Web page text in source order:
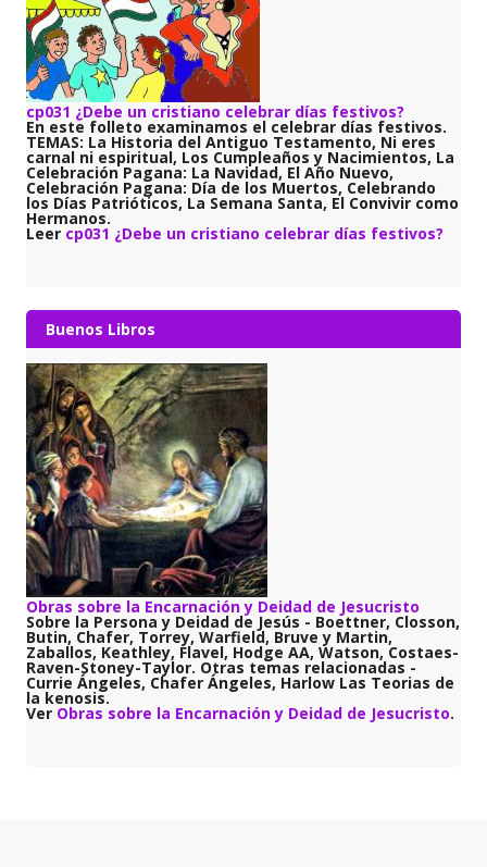
cp031 ¿Debe un cristiano celebrar días festivos?
En este folleto examinamos el celebrar días festivos.
TEMAS: La Historia del Antiguo Testamento, Ni eres
carnal ni espiritual, Los Cumpleaños y Nacimientos, La
Celebración Pagana: La Navidad, El Año Nuevo,
Celebración Pagana: Día de los Muertos, Celebrando
los Días Patrióticos, La Semana Santa, El Convivir como
Hermanos.
Leer cp031 ¿Debe un cristiano celebrar días festivos?
Buenos Libros
Obras sobre la Encarnación y Deidad de Jesucristo
Sobre la Persona y Deidad de Jesús - Boettner, Closson,
Butin, Chafer, Torrey, Warfield, Bruve y Martin,
Zaballos, Keathley, Flavel, Hodge AA, Watson, Costaes-
Raven-Stoney-Taylor. Otras temas relacionadas -
Currie Ángeles, Chafer Ángeles, Harlow Las Teorias de
la kenosis.
Ver Obras sobre la Encarnación y Deidad de Jesucristo.